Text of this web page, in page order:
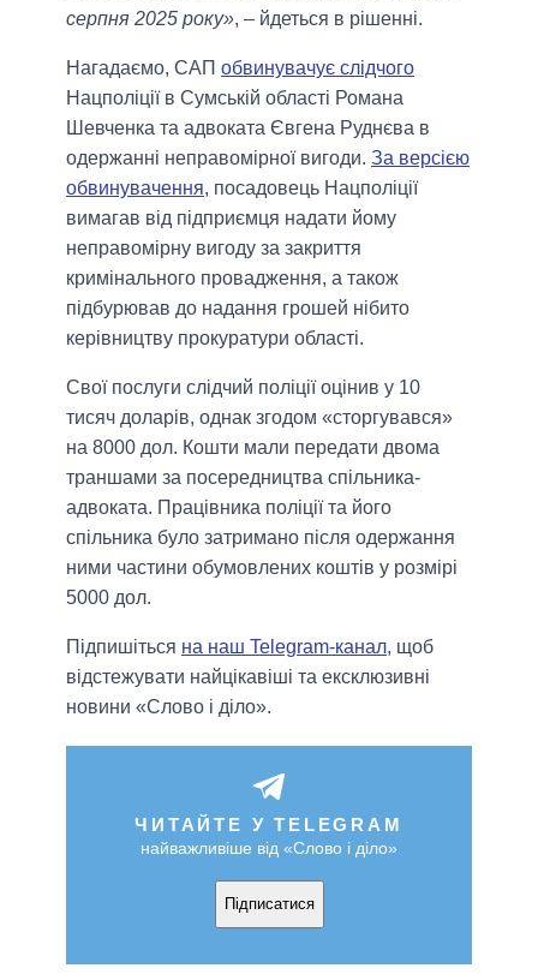
серпня 2025 року», – йдеться в рішенні.
Нагадаємо, САП обвинувачує слідчого
Нацполіції в Сумській області Романа
Шевченка та адвоката Євгена Руднєва в
одержанні неправомірної вигоди. За версією
обвинувачення, посадовець Нацполіції
вимагав від підприємця надати йому
неправомірну вигоду за закриття
кримінального провадження, а також
підбурював до надання грошей нібито
керівництву прокуратури області.
Свої послуги слідчий поліції оцінив у 10
тисяч доларів, однак згодом «сторгувався»
на 8000 дол. Кошти мали передати двома
траншами за посередництва спільника-
адвоката. Працівника поліції та його
спільника було затримано після одержання
ними частини обумовлених коштів у розмірі
5000 дол.
Підпишіться на наш Telegram-канал, щоб
відстежувати найцікавіші та ексклюзивні
новини «Слово і діло».
ЧИТАЙТЕ У TELEGRAM
найважливіше від «Слово і діло»
Підписатися